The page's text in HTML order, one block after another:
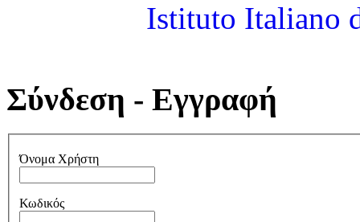
Istituto Italiano
Σύνδεση - Εγγραφή
Όνομα Χρήστη
Κωδικός